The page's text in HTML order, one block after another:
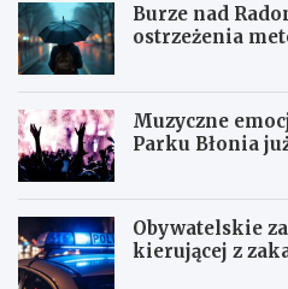
Burze nad
ostrzeżenia
Muzyczne
Parku Błonia
Obywatelskie
kierującej z